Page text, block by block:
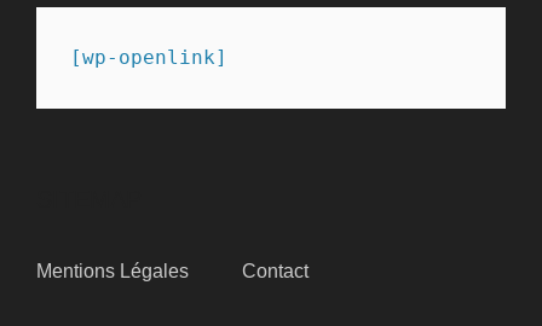
[wp-openlink]
Mentions Légales Contact